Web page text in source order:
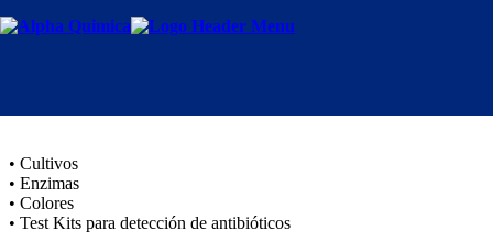
• Cultivos
• Enzimas
• Colores
• Test Kits para detección de antibióticos